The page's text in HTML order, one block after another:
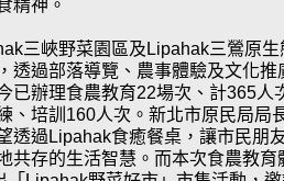
精神。
三峽野菜園區及Lipahak三鶯原
透過部落導覽、農事體驗及文化
已辦理食農教育22場次、計365人
、培訓160人次。新北市原民局局
透過Lipahak食癒餐桌，讓市民朋
共存的生活智慧。而本次食農教